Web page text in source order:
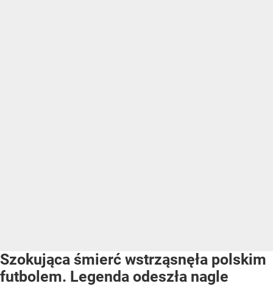
Szokująca śmierć wstrząsnęła polskim
futbolem. Legenda odeszła nagle